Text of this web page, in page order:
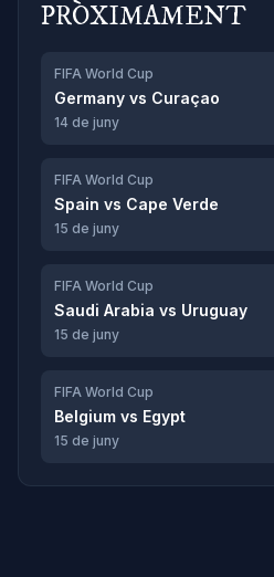
PRÒXIMAMENT
FIFA World Cup
Germany vs Curaçao
14 de juny
FIFA World Cup
Spain vs Cape Verde
15 de juny
FIFA World Cup
Saudi Arabia vs Uruguay
15 de juny
FIFA World Cup
Belgium vs Egypt
15 de juny